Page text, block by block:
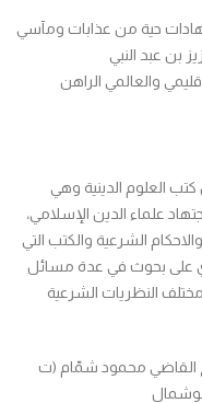
حية من عذابات ومآسي
والعالمي الراهن
العلوم الدينية وهي
علماء الدين الإسلامي،
الشرعية والكتب التي
على بحوث في عدة مسائل
النظريات الشرعية
القاضي محمود شمّام (ت